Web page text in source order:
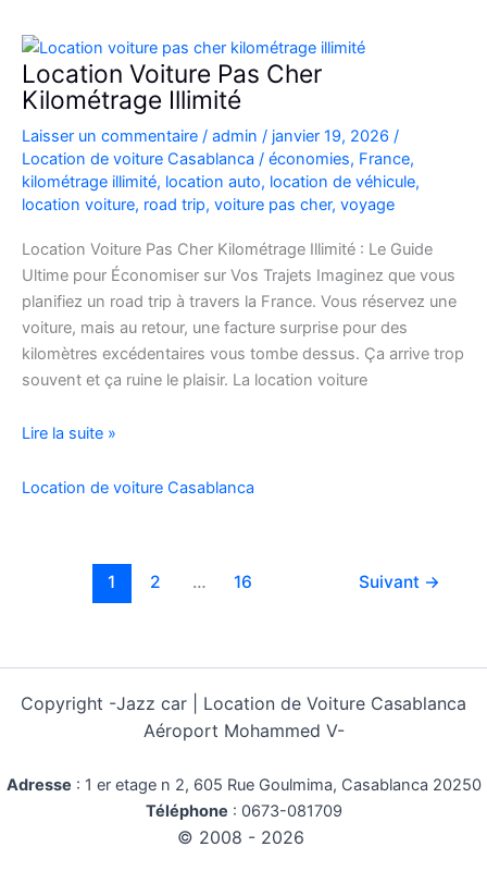
au
Maroc
pour
explorer
l’Atlas
et
le
Location Voiture Pas Cher
Kilométrage Illimité
Laisser un commentaire / admin / janvier 19, 2026 /
Location de voiture Casablanca / économies, France,
kilométrage illimité, location auto, location de véhicule,
location voiture, road trip, voiture pas cher, voyage
Location Voiture Pas Cher Kilométrage Illimité : Le Guide
Ultime pour Économiser sur Vos Trajets Imaginez que vous
planifiez un road trip à travers la France. Vous réservez une
voiture, mais au retour, une facture surprise pour des
kilomètres excédentaires vous tombe dessus. Ça arrive trop
souvent et ça ruine le plaisir. La location voiture
Location
Pas
Lire la suite »
Location de voiture Casablanca
1 2 … 16 Suivant →
Copyright -Jazz car | Location de Voiture Casablanca
Aéroport Mohammed V-
Adresse : 1 er etage n 2, 605 Rue Goulmima, Casablanca 20250
Téléphone : 0673-081709
© 2008 - 2026